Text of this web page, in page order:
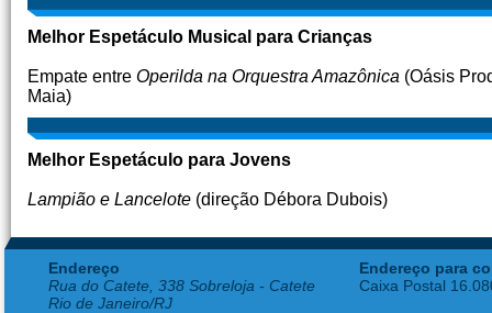
Melhor Espetáculo Musical para Crianças
Empate entre Operilda na Orquestra Amazônica (Oásis
Maia)
Melhor Espetáculo para Jovens
Lampião e Lancelote (direção Débora Dubois)
Endereço
Rua do Catete, 338 Sobreloja - Catete
Rio de Janeiro/RJ
Endereço para
Caixa Postal